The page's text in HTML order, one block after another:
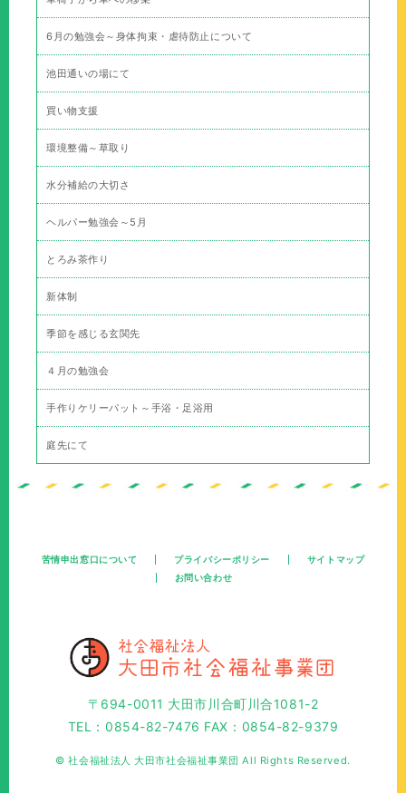
6月の勉強会～身体拘束・虐待防止について
池田通いの場にて
買い物支援
環境整備～草取り
水分補給の大切さ
ヘルパー勉強会～5月
とろみ茶作り
新体制
季節を感じる玄関先
４月の勉強会
手作りケリーパット～手浴・足浴用
庭先にて
苦情申出窓口について プライバシーポリシー
サイトマップ
お問い合わせ
〒694-0011 大田市川合町川合1081-2
TEL：0854-82-7476 FAX：0854-82-9379
© 社会福祉法人 大田市社会福祉事業団 All Rights Reserved.